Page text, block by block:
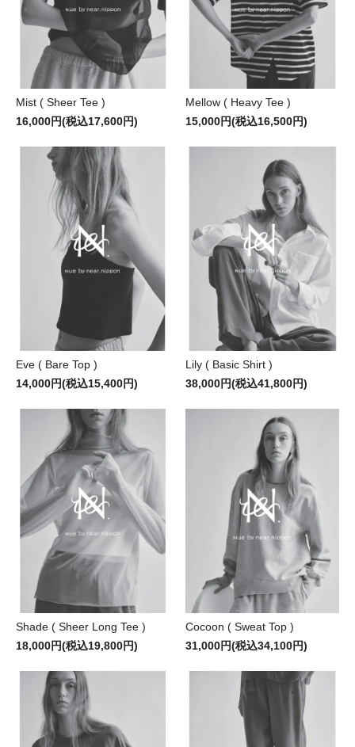
Mist ( Sheer Tee )
16,000円(税込17,600円)
Mellow ( Heavy Tee )
15,000円(税込16,500円)
Eve ( Bare Top )
14,000円(税込15,400円)
Lily ( Basic Shirt )
38,000円(税込41,800円)
Shade ( Sheer Long Tee )
18,000円(税込19,800円)
Cocoon ( Sweat Top )
31,000円(税込34,100円)